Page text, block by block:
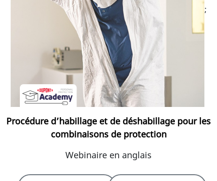
;
Procédure d’habillage et de déshabillage pour les
combinaisons de protection
Webinaire en anglais